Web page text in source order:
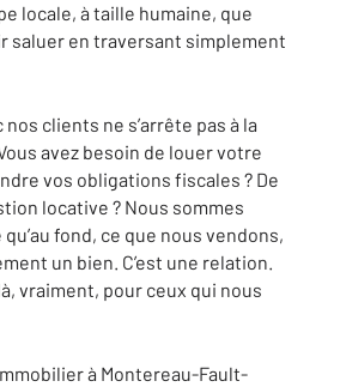
locale, à taille humaine, que
saluer en traversant simplement
clients ne s’arrête pas à la
avez besoin de louer votre
vos obligations fiscales ? De
locative ? Nous sommes
fond, ce que nous vendons,
un bien. C’est une relation.
vraiment, pour ceux qui nous
à Montereau-Fault-